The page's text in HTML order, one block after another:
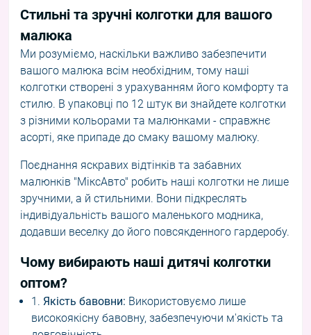
Стильні та зручні колготки для вашого
малюка
Ми розуміємо, наскільки важливо забезпечити
вашого малюка всім необхідним, тому наші
колготки створені з урахуванням його комфорту та
стилю. В упаковці по 12 штук ви знайдете колготки
з різними кольорами та малюнками - справжнє
асорті, яке припаде до смаку вашому малюку.
Поєднання яскравих відтінків та забавних
малюнків "МіксАвто" робить наші колготки не лише
зручними, а й стильними. Вони підкреслять
індивідуальність вашого маленького модника,
додавши веселку до його повсякденного гардеробу.
Чому вибирають наші дитячі колготки
оптом?
1. Якість бавовни: Використовуємо лише
високоякісну бавовну, забезпечуючи м'якість та